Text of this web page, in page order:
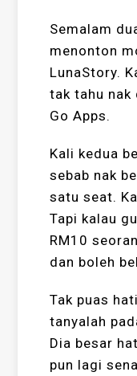
Semalam
menonton
LunaStory.
tak tahu nak
Go Apps.
Kali kedua
sebab nak
satu seat.
Tapi kalau
RM10
dan boleh
Tak puas
tanyalah
Dia besar
pun lagi